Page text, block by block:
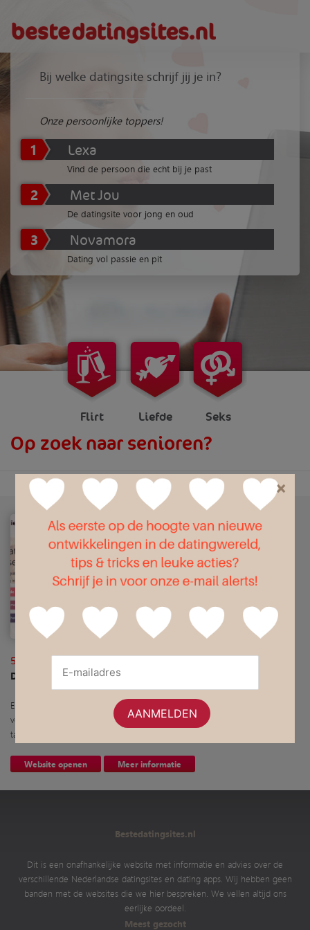
Bij welke datingsite schrijf jij je in?
Onze persoonlijke toppers!
1 Lexa
Vind de persoon die echt bij je past
2 Met Jou
De datingsite voor jong en oud
3 Novamora
Dating vol passie en pit
Flirt Liefde Seks
Op zoek naar senioren?
50liefde
De datingsite voor 50-plussers!
Een website waar de ervaren en minder ervaren gebruiker goed uit de
voeten kan. Overzichtelijk en eenvoudig, ook op de mobiele telefoon of
tablet.
Website openen Meer informatie
Bestedatingsites.nl
Dit is een onafhankelijke website met informatie en advies over de
verschillende Nederlandse datingsites en dating apps. Wij hebben geen
banden met de websites die we hier bespreken. We vellen altijd ons
eerlijke oordeel.
Meest gezocht
×